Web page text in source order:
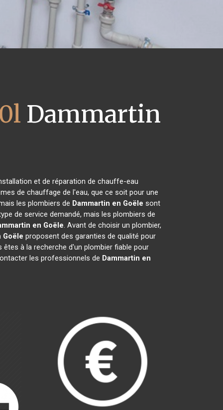
Dammartin
et de réparation de chauffe-eau
de chauffage de l'eau, que ce soit pour une
les plombiers de Dammartin en Goële sont
de service demandé, mais les plombiers de
en Goële. Avant de choisir un plombier,
Goële proposent des garanties de qualité pour
êtes à la recherche d'un plombier fiable pour
les professionnels de Dammartin en